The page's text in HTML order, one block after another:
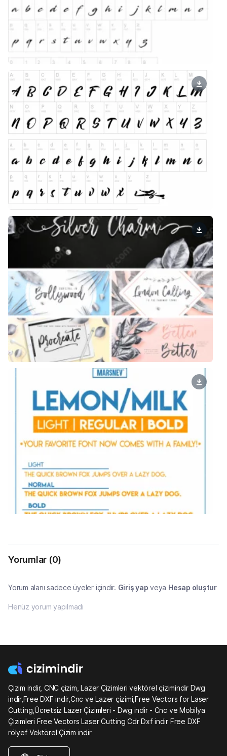
Yorumlar (0)
Yorum alanı sadece üyeler içindir. Giriş yap veya Hesap oluştur
Henüz yorum yapılmadı
Çizim indir, CNC çizim, Lazer Çizimleri vektörel çizimindir Dwg
indir,Free DXF indir,Cnc ve Lazer çizimi,Free Vectors for Laser
Cutting,Ücretsiz Lazer Çizimleri - Dwg indir - Cnc ve Mobilya
Çizimleri Free Vectors Laser Cutting Cdr Dxf indir Free DXF
rölyef Vektörel Çizim indir